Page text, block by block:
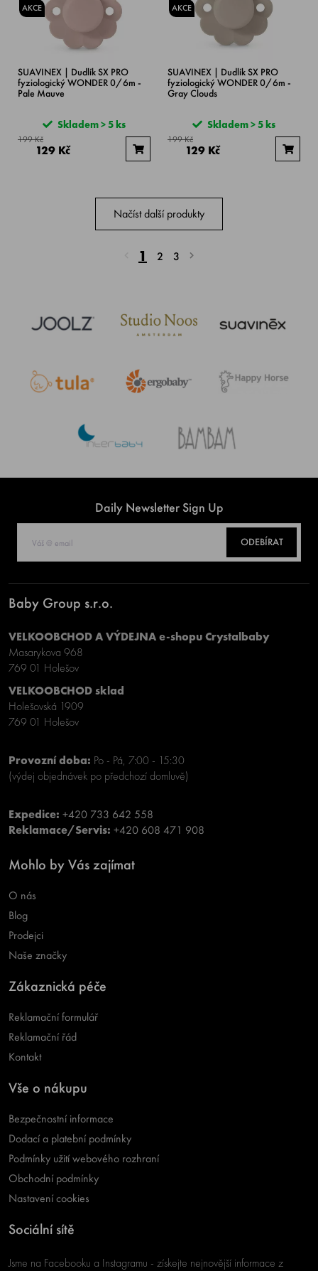
AKCE
SUAVINEX | Dudlík SX PRO
fyziologický WONDER 0/6m -
Pale Mauve
Skladem > 5 ks
199 Kč
129 Kč
AKCE
SUAVINEX | Dudlík SX PRO
fyziologický WONDER 0/6m -
Gray Clouds
Skladem > 5 ks
199 Kč
129 Kč
Načíst další produkty
1 2 3
Daily Newsletter Sign Up
ODEBÍRAT
Baby Group s.r.o.
VELKOOBCHOD A VÝDEJNA e-shopu Crystalbaby
Masarykova 968
769 01 Holešov
VELKOOBCHOD sklad
Holešovská 1909
769 01 Holešov
Provozní doba: Po - Pá, 7:00 - 15:30
(výdej objednávek po předchozí domluvě)
Expedice: +420 733 642 558
Reklamace/Servis: +420 608 471 908
Mohlo by Vás zajímat
O nás
Blog
Prodejci
Naše značky
Zákaznická péče
Reklamační formulář
Reklamační řád
Kontakt
Vše o nákupu
Bezpečnostní informace
Dodací a platební podmínky
Podmínky užití webového rozhraní
Obchodní podmínky
Nastavení cookies
Sociální sítě
Jsme na Facebooku a Instagramu - získejte nejnovější informace z